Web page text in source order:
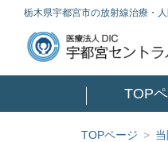
栃木県宇都宮市の放射線治療・
TOP
TOPページ >